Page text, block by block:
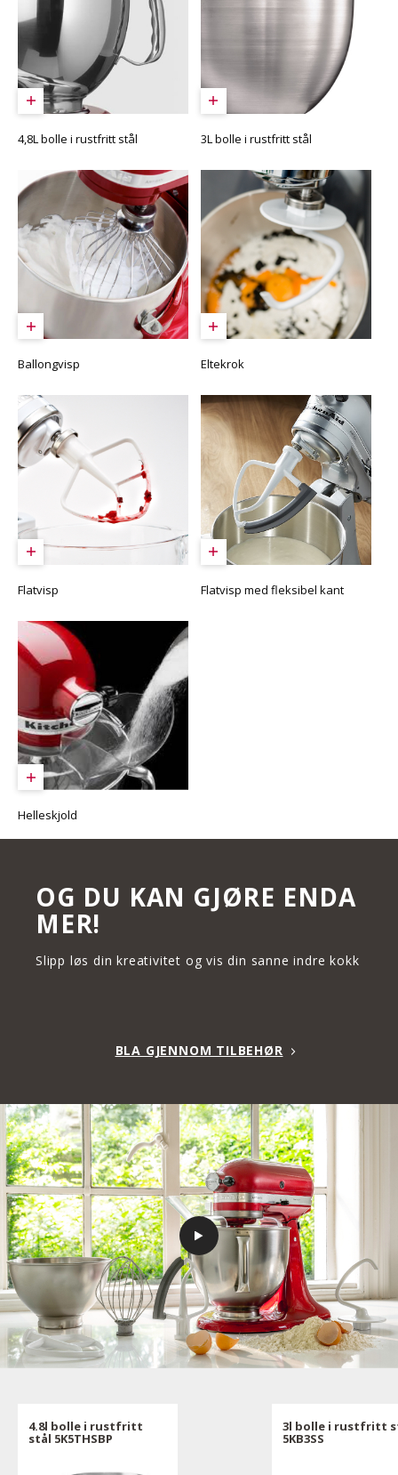
4,8L bolle i rustfritt stål 3L bolle i rustfritt stål
Ballongvisp Eltekrok
Flatvisp Flatvisp med fleksibel kant
Helleskjold
OG DU KAN GJØRE ENDA
MER!
Slipp løs din kreativitet og vis din sanne indre kokk
BLA GJENNOM TILBEHØR
4.8l bolle i rustfritt
stål 5K5THSBP
3l bolle i rustfritt
5KB3SS